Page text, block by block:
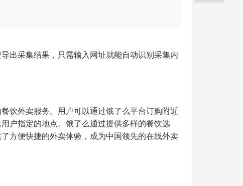
出采集结果，只需输入网址就能自动识别采集内
饮外卖服务。用户可以通过饿了么平台订购附近
户指定的地点。饿了么通过提供多样的餐饮选
方便快捷的外卖体验，成为中国领先的在线外卖